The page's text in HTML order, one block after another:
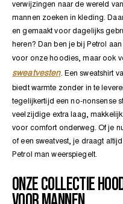
VESTEN
ACCESSOIRES
ONDERGOED
ESSENTIALS
COLLECTIE
BEKIJK
ALLE
VESTEN
ACCESSOIRES
BEKIJK
ALLE
JONGENS
verwijzingen naar de wereld
mannen zoeken in kleding.
en gemaakt voor dagelijks
heren? Dan ben je bij Petrol
voor onze hoodies, maar ook
sweatvesten. Een sweatshirt
biedt warmte zonder in te
tegelijkertijd een no-nonsense
veelzijdige extra laag,
voor comfort onderweg. Of je
of een sweatvest, je draagt
Petrol man weerspiegelt.
ONZE COLLECTIE
VOOR MANNEN